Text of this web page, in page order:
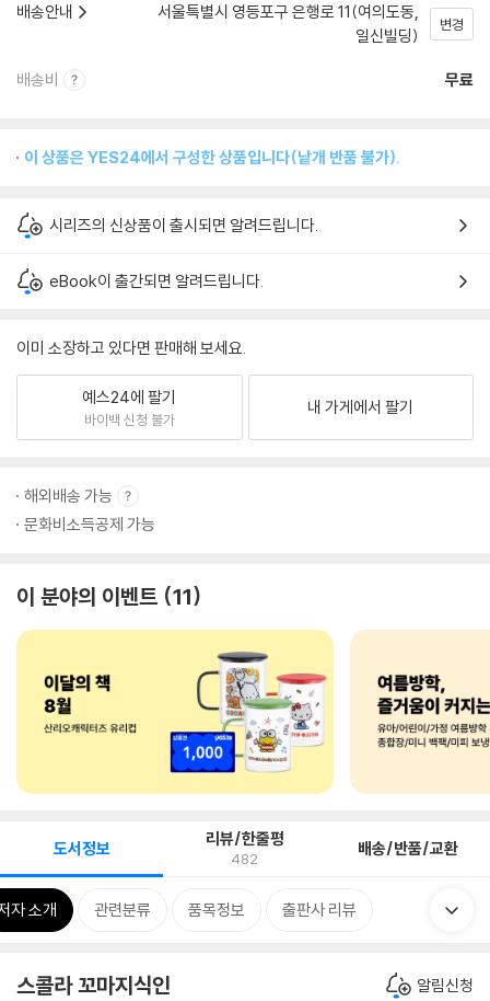
배송안내
서울특별시 영등포구 은행로 11(여의도동,
일신빌딩)
변경
배송비 무료
이 상품은 YES24에서 구성한 상품입니다(낱개 반품 불가).
시리즈의 신상품이 출시되면 알려드립니다.
eBook이 출간되면 알려드립니다.
이미 소장하고 있다면 판매해 보세요.
예스24에 팔기
바이백 신청 불가
내 가게에서 팔기
해외배송 가능
문화비소득공제 가능
이 분야의 이벤트 11
도서정보 리뷰/한줄평
482 배송/반품/교환
자 소개 관련분류 품목정보 출판사 리뷰
스콜라 꼬마지식인 알림신청